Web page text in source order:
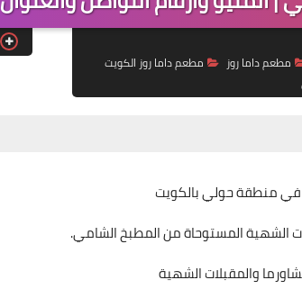
مطعم داما روز
مطعم داما روز الكويت
في منطقة حولي بالكويت
الشهية المستوحاة من المطبخ الشامي.
والمقبلات الشهية